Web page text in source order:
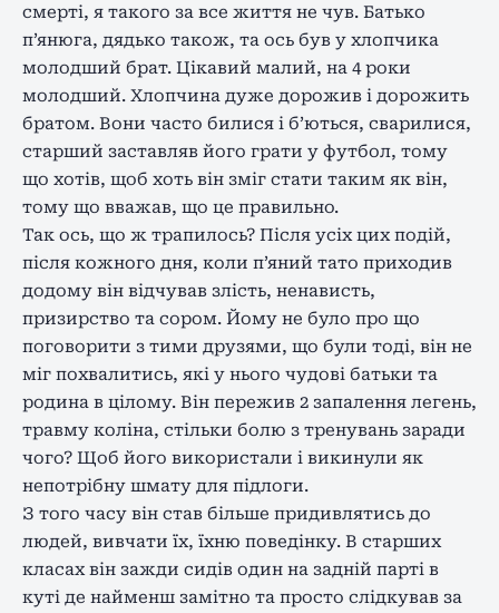
смерті, я такого за все життя не чув. Батько
п’янюга, дядько також, та ось був у хлопчика
молодший брат. Цікавий малий, на 4 роки
молодший. Хлопчина дуже дорожив і дорожить
братом. Вони часто билися і б’ються, сварилися,
старший заставляв його грати у футбол, тому
що хотів, щоб хоть він зміг стати таким як він,
тому що вважав, що це правильно.
Так ось, що ж трапилось? Після усіх цих подій,
після кожного дня, коли п’яний тато приходив
додому він відчував злість, ненависть,
призирство та сором. Йому не було про що
поговорити з тими друзями, що були тоді, він не
міг похвалитись, які у нього чудові батьки та
родина в цілому. Він пережив 2 запалення легень,
травму коліна, стільки болю з тренувань заради
чого? Щоб його використали і викинули як
непотрібну шмату для підлоги.
З того часу він став більше придивлятись до
людей, вивчати їх, їхню поведінку. В старших
класах він зажди сидів один на задній парті в
куті де найменш замітно та просто слідкував за